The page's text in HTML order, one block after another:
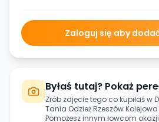
Zaloguj się aby
Byłaś tutaj? Pokaż
Zrób zdjęcie tego co kupiłaś w
Tania Odzież Rzeszów Kolejowa
Pomożesz innym łowcom